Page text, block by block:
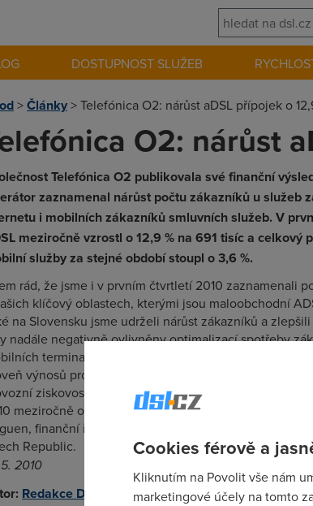
DOSTUPNOST SLUŽEB
>Články>Telefónica O2: nárůst aDSL přípojek o
O2: nárůst
Telefónica O2 publikovala své finanční
zaznamenal nárůst počtu zákazníků u služeb
i mobilních zákazníků smluvních služeb. V
meziročně vzrostl o 12,9 % na 691 tisíc a celkový
služby za stejné období stoupl o 3,6 %.
rád, že jsme i v prvním čtvrtletí 2010 zaznamenali
klíčový oblastech, kterými jsou maloobchodní
na Slovensku jsme udrželi nárůst zákazníků a
nadále negativně ovlivněny optimalizací spotřeby
terminačních poplatků. Proto jsme se snažili
výnosů prostřednictvím realizace úsporných
ziskovosti. Díky tomu se vzrostla plně
meziročně o 0,5 procentního bodu," komentoval
finanční ředitel a 1. místopředseda
Republic.
2010
Redakce DSL.cz
Cookies férově a
Kliknutím na Povolit vše nám
marketingové účely na tomto